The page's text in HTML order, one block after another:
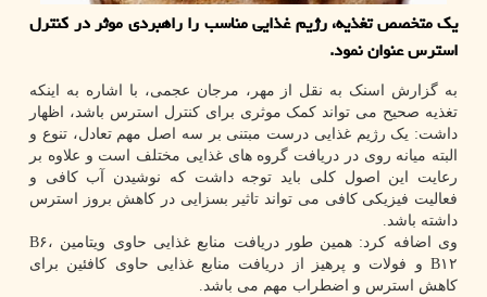
یك متخصص تغذیه، رژیم غذایی مناسب را راهبردی موثر در كنترل
استرس عنوان نمود.
به گزارش اسنک به نقل از مهر، مرجان عجمی، با اشاره به اینکه
تغذیه صحیح می تواند کمک موثری برای کنترل استرس باشد، اظهار
داشت: یک رژیم غذایی درست مبتنی بر سه اصل مهم تعادل، تنوع و
البته میانه روی در دریافت گروه های غذایی مختلف است و علاوه بر
رعایت این اصول کلی باید توجه داشت که نوشیدن آب کافی و
فعالیت فیزیکی کافی می تواند تاثیر بسزایی در کاهش بروز استرس
داشته باشد.
وی اضافه کرد: همین طور دریافت منابع غذایی حاوی ویتامین B۶،
B۱۲ و فولات و پرهیز از دریافت منابع غذایی حاوی کافئین برای
کاهش استرس و اضطراب مهم می باشد.